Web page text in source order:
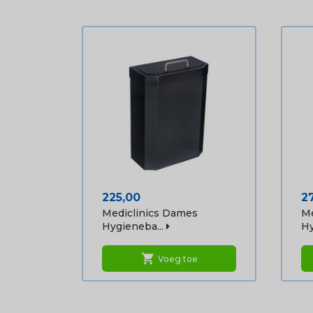
Prijs
225,00
Mediclinics Dames
Hygieneba...
shopping_cart Voeg toe